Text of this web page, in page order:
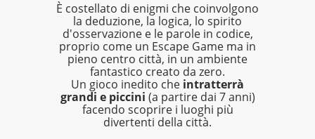
È costellato di enigmi che coinvolgono
la deduzione, la logica, lo spirito
d'osservazione e le parole in codice,
proprio come un Escape Game ma in
pieno centro città, in un ambiente
fantastico creato da zero.
Un gioco inedito che intratterrà
grandi e piccini (a partire dai 7 anni)
facendo scoprire i luoghi più
divertenti della città.